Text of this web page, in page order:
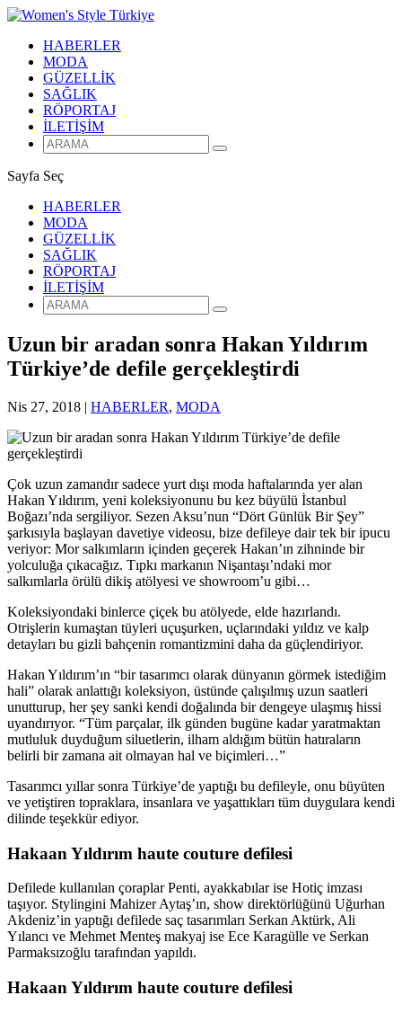
HABERLER
MODA
GÜZELLİK
SAĞLIK
RÖPORTAJ
İLETİŞİM
Sayfa Seç
HABERLER
MODA
GÜZELLİK
SAĞLIK
RÖPORTAJ
İLETİŞİM
Uzun bir aradan sonra Hakan Yıldırım
Türkiye’de defile gerçekleştirdi
Nis 27, 2018 | HABERLER, MODA
Çok uzun zamandır sadece yurt dışı moda haftalarında yer alan
Hakan Yıldırım, yeni koleksiyonunu bu kez büyülü İstanbul
Boğazı’nda sergiliyor. Sezen Aksu’nun “Dört Günlük Bir Şey”
şarkısıyla başlayan davetiye videosu, bize defileye dair tek bir ipucu
veriyor: Mor salkımların içinden geçerek Hakan’ın zihninde bir
yolculuğa çıkacağız. Tıpkı markanın Nişantaşı’ndaki mor
salkımlarla örülü dikiş atölyesi ve showroom’u gibi…
Koleksiyondaki binlerce çiçek bu atölyede, elde hazırlandı.
Otrişlerin kumaştan tüyleri uçuşurken, uçlarındaki yıldız ve kalp
detayları bu gizli bahçenin romantizmini daha da güçlendiriyor.
Hakan Yıldırım’ın “bir tasarımcı olarak dünyanın görmek istediğim
hali” olarak anlattığı koleksiyon, üstünde çalışılmış uzun saatleri
unutturup, her şey sanki kendi doğalında bir dengeye ulaşmış hissi
uyandırıyor. “Tüm parçalar, ilk günden bugüne kadar yaratmaktan
mutluluk duyduğum siluetlerin, ilham aldığım bütün hatıraların
belirli bir zamana ait olmayan hal ve biçimleri…”
Tasarımcı yıllar sonra Türkiye’de yaptığı bu defileyle, onu büyüten
ve yetiştiren topraklara, insanlara ve yaşattıkları tüm duygulara kendi
dilinde teşekkür ediyor.
Hakaan Yıldırım haute couture defilesi
Defilede kullanılan çoraplar Penti, ayakkabılar ise Hotiç imzası
taşıyor. Stylingini Mahizer Aytaş’ın, show direktörlüğünü Uğurhan
Akdeniz’in yaptığı defilede saç tasarımları Serkan Aktürk, Ali
Yılancı ve Mehmet Menteş makyaj ise Ece Karagülle ve Serkan
Parmaksızoğlu tarafından yapıldı.
Hakaan Yıldırım haute couture defilesi